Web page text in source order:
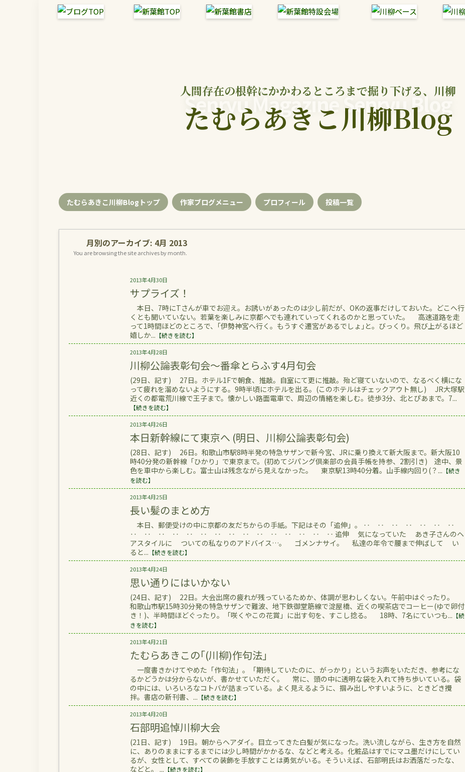
人間存在の根幹にかかわるところまで掘り下げる、川柳
Senryu Magazine Senryu Blog
たむらあきこ川柳Blog
たむらあきこ川柳Blogトップ 作家ブログメニュー プロフィール 投稿一覧
月別のアーカイブ: 4月 2013
You are browsing the site archives by month.
2013年4月30日
サプライズ！
本日、7時にTさんが車でお迎え。お誘いがあったのは少し前だが、OKの返事だけしておいた。どこへ行
くとも聞いていない。若葉を楽しみに京都へでも連れていってくれるのかと思っていた。 高速道路を走
って1時間ほどのところで、｢伊勢神宮へ行く。もうすぐ遷宮があるでしょ｣と。びっくり。飛び上がるほど
嬉しか... 【続きを読む】
2013年4月28日
川柳公論表彰句会～番傘とらふす4月句会
(29日、記す) 27日。ホテル1Fで朝食、推敲。自室にて更に推敲。殆ど寝ていないので、なるべく横にな
って疲れを溜めないようにする。9時半頃にホテルを出る。(このホテルはチェックアウト無し) JR大塚駅
近くの都電荒川線で王子まで。懐かしい路面電車で、周辺の情緒を楽しむ。徒歩3分、北とぴあまで。7...
【続きを読む】
2013年4月26日
本日新幹線にて東京へ (明日、川柳公論表彰句会)
(28日、記す) 26日。和歌山市駅8時半発の特急サザンで新今宮、JRに乗り換えて新大阪まで。新大阪10
時40分発の新幹線「ひかり」で東京まで。(初めてジパング倶楽部の会員手帳を持参、2割引き) 途中、景
色を車中から楽しむ。富士山は残念ながら見えなかった。 東京駅13時40分着。山手線内回り(？... 【続き
を読む】
2013年4月25日
長い髪のまとめ方
本日、郵便受けの中に京都の友だちからの手紙。下記はその「追伸」。 ‥ ‥ ‥ ‥ ‥ ‥ ‥
‥ ‥ ‥ ‥ ‥ ‥ ‥ ‥ ‥ ‥ ‥ ‥ ‥ ‥ ‥ 追伸 気になっていた あき子さんのヘ
アスタイルに ついての私なりのアドバイス…。 ゴメンナサイ。 私達の年令で腰まで伸ばして い
ると... 【続きを読む】
2013年4月24日
思い通りにはいかない
(24日、記す) 22日。大会出席の疲れが残っているためか、体調が思わしくない。午前中はぐったり。
和歌山市駅15時30分発の特急サザンで難波、地下鉄御堂筋線で淀屋橋、近くの喫茶店でコーヒー(ゆで卵付
き！)、半時間ほどぐったり。「咲くやこの花賞」に出す句を、すこし捻る。 18時、7名にていつも... 【続
きを読む】
2013年4月21日
たむらあきこの｢(川柳)作句法｣
一度書きかけてやめた「作句法」。「期待していたのに、がっかり」というお声をいただき、参考にな
るかどうかは分からないが、書かせていただく。 常に、頭の中に透明な袋を入れて持ち歩いている。袋
の中には、いろいろなコトバが詰まっている。よく見えるように、掴み出しやすいように、ときどき攪
拌。書店の新刊書、... 【続きを読む】
2013年4月20日
石部明追悼川柳大会
(21日、記す) 19日。朝からヘアダイ。目立ってきた白髪が気になった。洗い流しながら、生き方を自然
に、ありのままにするまでには少し時間がかかるな、などと考える。化粧品はすでにマユ墨だけにしてい
るが、女性として、すべての装飾を手放すことは勇気がいる。そういえば、石部明氏はお洒落だったな、
などと。 ... 【続きを読む】